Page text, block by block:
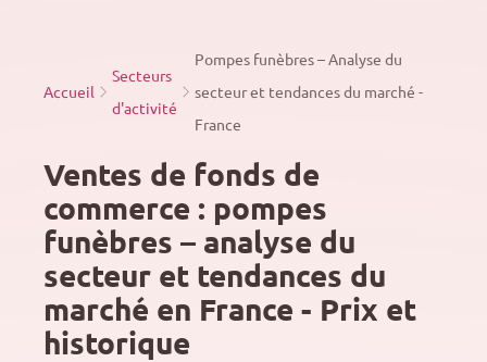
Accueil
Secteurs
d'activité
Pompes funèbres – Analyse du
secteur et tendances du marché -
France
Ventes de fonds de
commerce : pompes
funèbres – analyse du
secteur et tendances du
marché en France - Prix et
historique